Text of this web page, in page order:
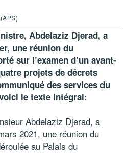
Abdelaziz Djerad, a
une réunion du
sur l’examen d’un avant-
projets de décrets
des services du
le texte intégral:
Abdelaziz Djerad, a
2021, une réunion du
au Palais du